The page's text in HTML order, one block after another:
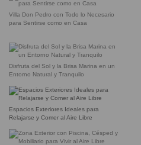
Villa Don Pedro con Todo lo Necesario
para Sentirse como en Casa
Disfruta del Sol y la Brisa Marina en un
Entorno Natural y Tranquilo
Espacios Exteriores Ideales para
Relajarse y Comer al Aire Libre